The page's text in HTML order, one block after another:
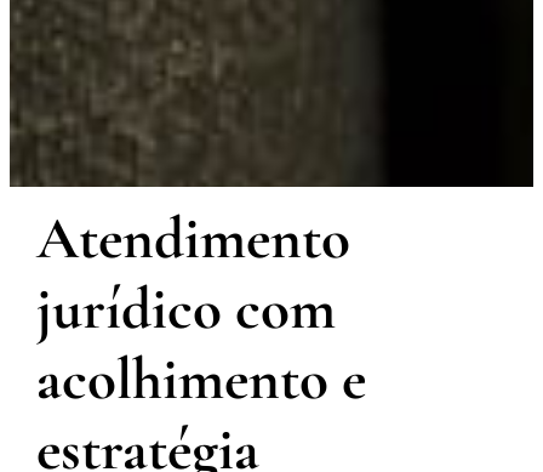
Atendimento
jurídico com
acolhimento e
estratégia